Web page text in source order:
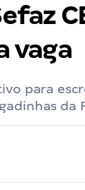
vaga
para
da